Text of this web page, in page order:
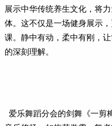
展示中华传统养生文化，将
体。这不仅是一场健身展示
课。静中有动，柔中有刚，
的深刻理解。
爱乐舞蹈分会的剑舞《一剪